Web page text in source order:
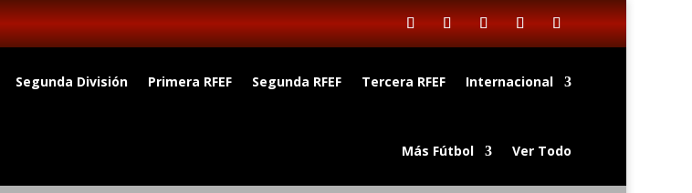
Segunda División Primera RFEF Segunda RFEF Tercera RFEF Internacional
Más Fútbol Ver Todo